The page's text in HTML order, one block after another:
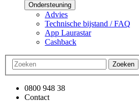
Ondersteuning
Advies
Technische bijstand / FAQ
App Laurastar
Cashback
Zoeken
0800 948 38
Contact